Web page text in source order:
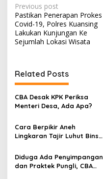
P
o
s
a
v
i
a
i
Previous post
Pastikan Penerapan Prokes
Covid-19, Polres Kuansing
Lakukan Kunjungan Ke
Sejumlah Lokasi Wisata
Related Posts
CBA Desak KPK Periksa
Menteri Desa, Ada Apa?
Cara Berpikir Aneh
Lingkaran Tajir Luhut Binsar
Diduga Ada Penyimpangan
dan Praktek Pungli, CBA